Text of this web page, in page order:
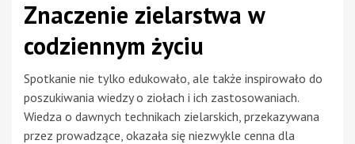
Znaczenie zielarstwa w
codziennym życiu
Spotkanie nie tylko edukowało, ale także inspirowało do
poszukiwania wiedzy o ziołach i ich zastosowaniach.
Wiedza o dawnych technikach zielarskich, przekazywana
przez prowadzące, okazała się niezwykle cenna dla